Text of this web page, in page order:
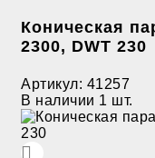
Коническая
2300, DWT 230
Артикул: 41257
В наличии 1 шт.